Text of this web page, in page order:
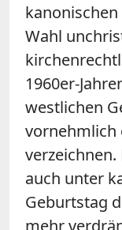
kanonischen
Wahl
1960er-
westlichen
vornehmlich
auch unter
Geburtstag
mehr